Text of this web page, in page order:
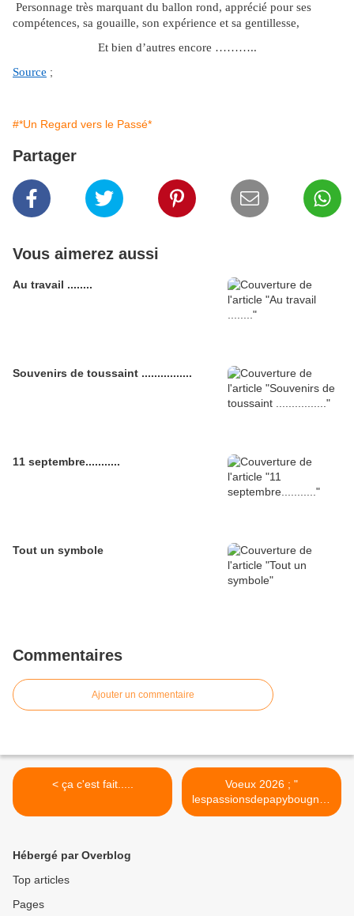
Personnage très marquant du ballon rond, apprécié pour ses
compétences, sa gouaille, son expérience et sa gentillesse,
Et bien d’autres encore ………..
Source ;
#*Un Regard vers le Passé*
Partager
Vous aimerez aussi
Au travail ........
Souvenirs de toussaint ................
11 septembre...........
Tout un symbole
Commentaires
Ajouter un commentaire
< ça c'est fait.....
Voeux 2026 ; "
lespassionsdepapybougnat.
net " >
Hébergé par Overblog
Top articles
Pages